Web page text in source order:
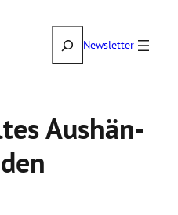
SuchenNewsletter
Aushän­